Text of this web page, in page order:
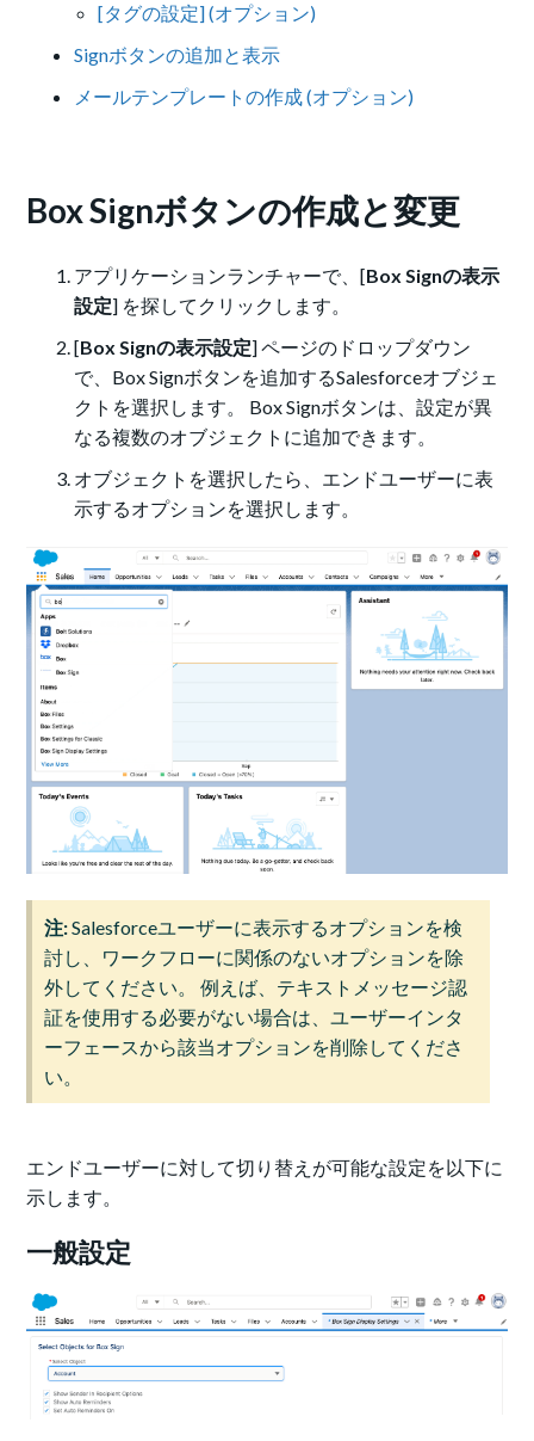
[タグの設定] (オプション)
Signボタンの追加と表示
メールテンプレートの作成 (オプション)
Box Signボタンの作成と変更
アプリケーションランチャーで、[Box Signの表示
設定] を探してクリックします。
[Box Signの表示設定] ページのドロップダウン
で、Box Signボタンを追加するSalesforceオブジェ
クトを選択します。 Box Signボタンは、設定が異
なる複数のオブジェクトに追加できます。
オブジェクトを選択したら、エンドユーザーに表
示するオプションを選択します。
注:Salesforceユーザーに表示するオプションを検
討し、ワークフローに関係のないオプションを除
外してください。 例えば、テキストメッセージ認
証を使用する必要がない場合は、ユーザーインタ
ーフェースから該当オプションを削除してくださ
い。
エンドユーザーに対して切り替えが可能な設定を以下に
示します。
一般設定